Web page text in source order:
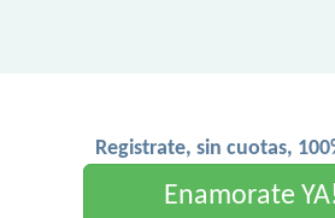
Registrate, sin cuotas,
Enamorate